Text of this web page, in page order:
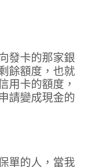
發卡的那家銀
餘額度，也就
用卡的額度，
請變成現金的
單的人，當我